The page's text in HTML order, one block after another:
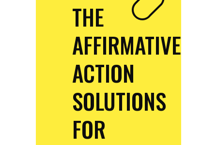
THE
AFFIRMATIVE
ACTION
SOLUTIONS
FOR